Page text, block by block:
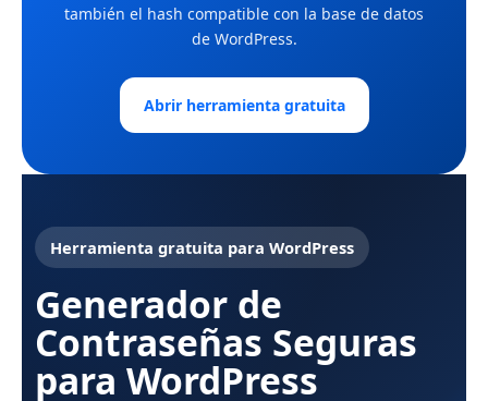
también el hash compatible con la base de datos
de WordPress.
Abrir herramienta gratuita